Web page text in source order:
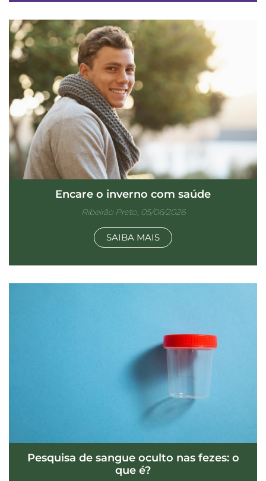
Encare o inverno com saúde
Ribeirão Preto, 05/06/2026
SAIBA MAIS
Pesquisa de sangue oculto nas fezes: o
que é?